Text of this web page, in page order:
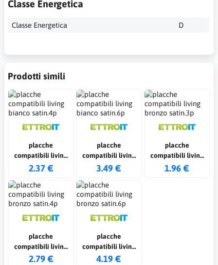
Classe Energetica
Classe Energetica D
Prodotti simili
placche
compatibili living
bianco satin.4p
2.37 €
placche
compatibili living
bianco satin.6p
3.49 €
placche
compatibili living
bronzo satin.3p
1.96 €
placche
compatibili living
bronzo satin.4p
2.79 €
placche
compatibili living
bronzo satin.6p
4.19 €